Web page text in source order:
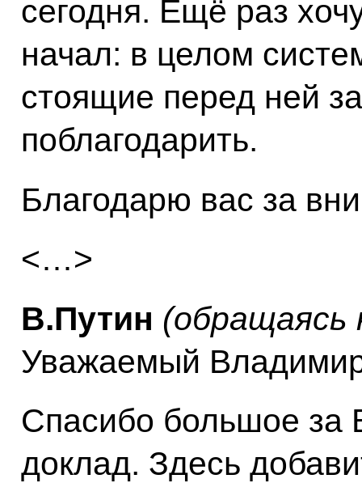
сегодня. Ещё раз
начал: в целом
стоящие перед ней
поблагодарить.
Благодарю вас за
<…>
В.Путин (обращаясь
Уважаемый
Спасибо большое за
доклад. Здесь